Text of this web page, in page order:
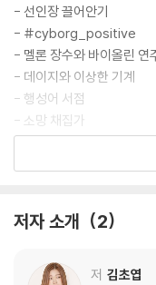
- 선인장 끌어안기
- #cyborg_positive
- 멜론 장수와 바이올린 연
- 데이지와 이상한 기계
- 행성어 서점
- 소망 채집가
- 애절한 사랑 노래는 그만
- 늪지의 소년
- 우리 집 코코
저자 소개 2
저 김초엽